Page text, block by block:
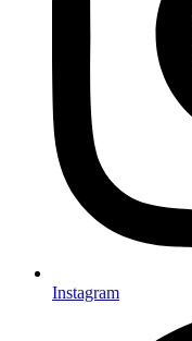
Instagram